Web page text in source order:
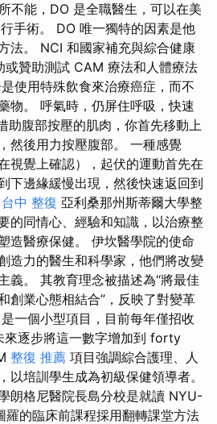
不能，DO 是全職醫生，可以在美
手術。 DO 唯一獨特的因素是他
法。 NCI 和國家補充與綜合健康
贊助測試 CAM 療法和人體療法
使用特殊飲食來治療癌症，而不
物。 呼氣時，仍屏住呼吸，快速
腹部按壓的肌肉，你首先移動上
然後用力按壓腹部。 一種感覺
視覺上確認），起伏的運動首先在
下邊緣緩慢出現，然後快速返回到
台中 整復 亞利桑那州斯蒂爾大學整
的同情心、經驗和知識，以治療整
造醫療保健。 伊坎醫學院的使命
造力的醫生和科學家，他們將改變
義。 其教育理念被描述為“將最佳
創業心態相結合”，反映了對變革
一個小型項目，目前每年僅招收
來逐步將這一數字增加到 forty
整復 推薦 項目強調綜合護理、人
以培訓學生成為初級保健領導者。
朗格尼醫院長島分校是就讀 NYU-
羅的臨床前課程採用翻轉課堂方法